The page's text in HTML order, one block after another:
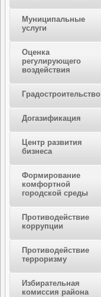
Муниципальные
услуги
Оценка
регулирующего
воздействия
Градостроительство
Догазификация
Центр развития
бизнеса
Формирование
комфортной
городской среды
Противодействие
коррупции
Противодействие
терроризму
Избирательная
комиссия района